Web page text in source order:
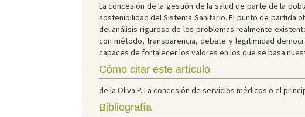
La concesión de la gestión de la salud de parte de la
sostenibilidad del Sistema Sanitario. El punto de partida
del análisis riguroso de los problemas realmente
con método, transparencia, debate y legitimidad
capaces de fortalecer los valores en los que se basa
Cómo citar este artículo
de la Oliva P. La concesión de servicios médicos o el
Bibliografía